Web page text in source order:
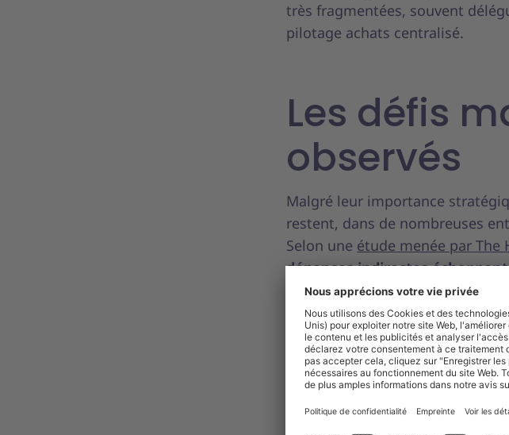
très fragmentées, souvent
pilotage achats centralisé.
Les défis
observés
Malgré leur importance
restent, dans de nombreuses
Selon une étude menée par The
dépenses indirectes
révèle une fragilité structurelle
directions achats.
1. Une
entre entités